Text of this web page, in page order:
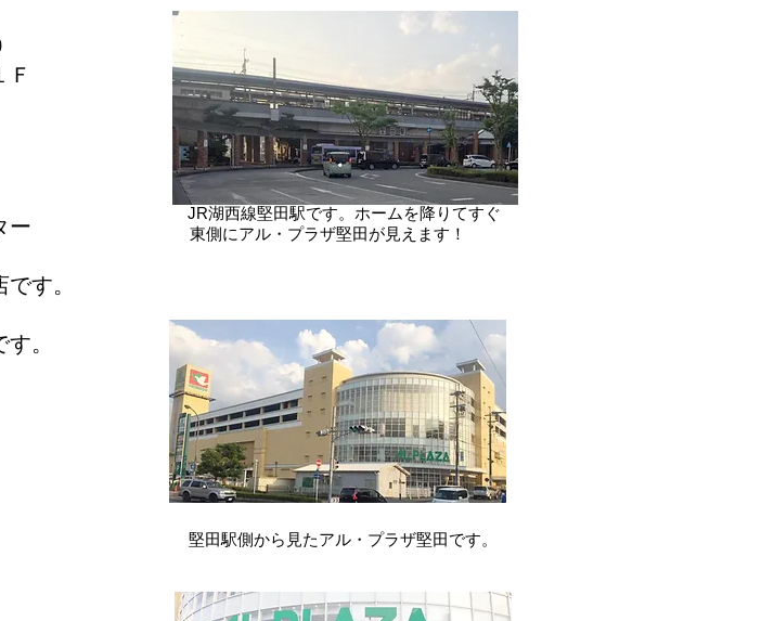
ー
す。
。
JR湖西線堅田駅です。ホームを降りてすぐ
​東側にアル・プラザ堅田が見えます！
堅田駅側から見たアル・プラザ堅田です。